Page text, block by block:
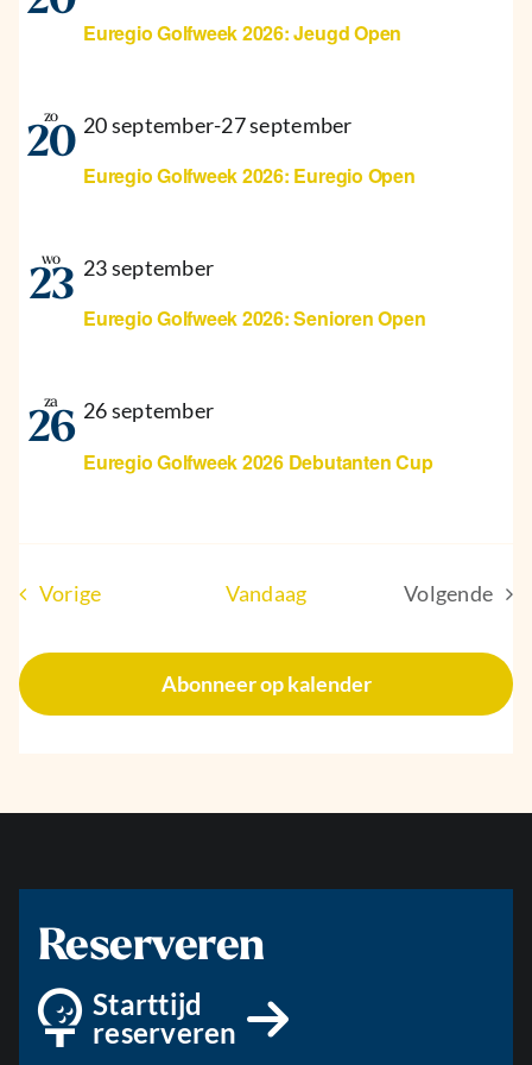
Euregio Golfweek 2026: Jeugd Open
zo
20
Euregio Golfweek 2026: Euregio Open
20 september-27 september
wo
23
Euregio Golfweek 2026: Senioren Open
23 september
za
26
Euregio Golfweek 2026 Debutanten Cup
26 september
VorigeEvenementenVandaag
Volgende
Abonneer op kalender
Reserveren
Starttijd
reserveren